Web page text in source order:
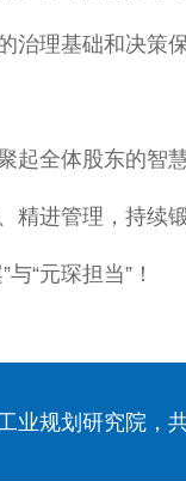
理基础和决策保
起全体股东的智
精进管理，持续
“元琛担当”！
业规划研究院，